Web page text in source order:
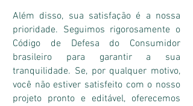
Além disso, sua satisfação é a nossa
prioridade. Seguimos rigorosamente o
Código de Defesa do Consumidor
brasileiro para garantir a sua
tranquilidade. Se, por qualquer motivo,
você não estiver satisfeito com o nosso
projeto pronto e editável, oferecemos